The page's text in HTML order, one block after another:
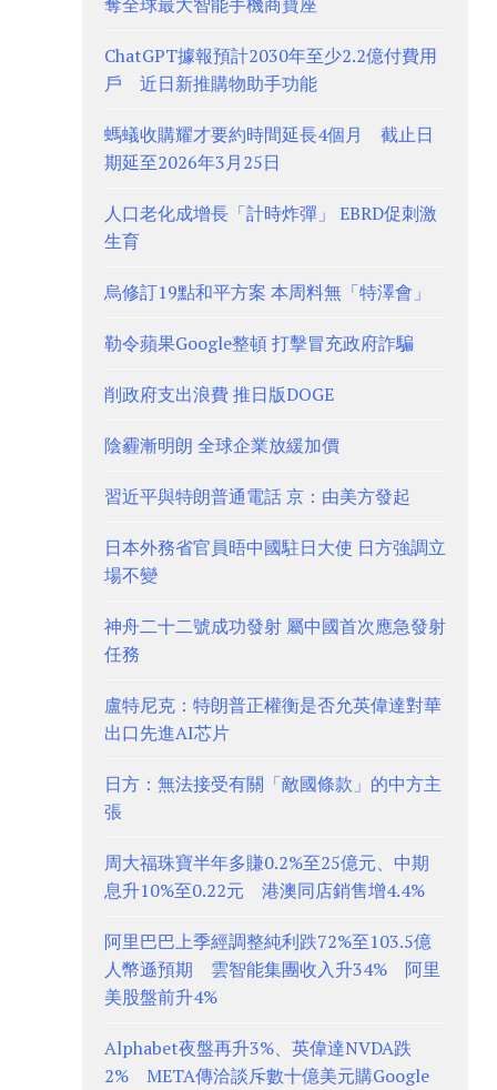
ChatGPT據報預計2030年至少2.2億付費用
戶 近日新推購物助手功能
螞蟻收購耀才要約時間延長4個月 截止日
期延至2026年3月25日
人口老化成增長「計時炸彈」 EBRD促刺激
生育
烏修訂19點和平方案 本周料無「特澤會」
勒令蘋果Google整頓 打擊冒充政府詐騙
削政府支出浪費 推日版DOGE
陰霾漸明朗 全球企業放緩加價
習近平與特朗普通電話 京：由美方發起
日本外務省官員晤中國駐日大使 日方強調立
場不變
神舟二十二號成功發射 屬中國首次應急發射
任務
盧特尼克：特朗普正權衡是否允英偉達對華
出口先進AI芯片
日方：無法接受有關「敵國條款」的中方主
張
周大福珠寶半年多賺0.2%至25億元、中期
息升10%至0.22元 港澳同店銷售增4.4%
阿里巴巴上季經調整純利跌72%至103.5億
人幣遜預期 雲智能集團收入升34% 阿里
美股盤前升4%
Alphabet夜盤再升3%、英偉達NVDA跌
2% META傳洽談斥數十億美元購Google